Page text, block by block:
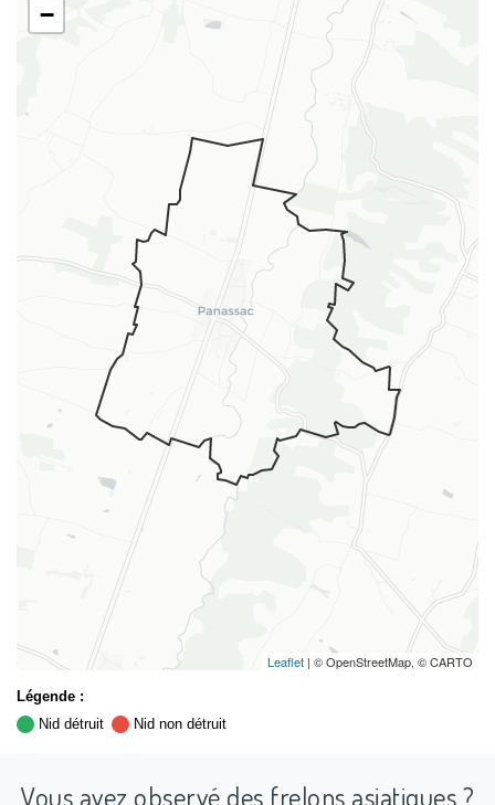
−
Leaflet | © OpenStreetMap, © CARTO
Légende :
Nid détruit
Nid non détruit
Vous avez observé des frelons asiatiques ?